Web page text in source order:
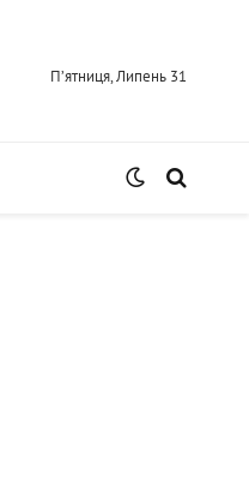
П’ятниця, Липень 31